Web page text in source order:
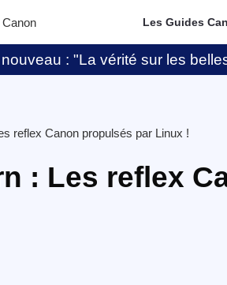
Les Guides
nouveau : "La vérité sur les
reflex Canon propulsés par Linux !
: Les reflex